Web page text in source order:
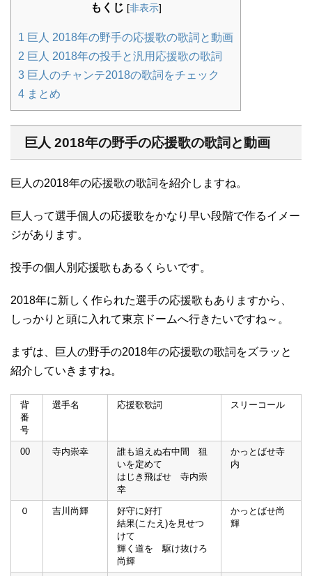
もくじ [非表示]
1 巨人 2018年の野手の応援歌の歌詞と動画
2 巨人 2018年の投手と汎用応援歌の歌詞
3 巨人のチャンテ2018の歌詞をチェック
4 まとめ
巨人 2018年の野手の応援歌の歌詞と動画
巨人の2018年の応援歌の歌詞を紹介しますね。
巨人って選手個人の応援歌をかなり早い段階で作るイメー
ジがあります。
投手の個人別応援歌もあるくらいです。
2018年に新しく作られた選手の応援歌もありますから、
しっかりと頭に入れて東京ドームへ行きたいですね～。
まずは、巨人の野手の2018年の応援歌の歌詞をズラッと
紹介していきますね。
背
番
号
選手名 応援歌歌詞 スリーコール
00 寺内崇幸
誰も追えぬ右中間 狙
いを定めて
はじき飛ばせ 寺内崇
幸
かっとばせ寺
内
０ 吉川尚輝
好守に好打
結果(こたえ)を見せつ
けて
輝く道を 駆け抜けろ
尚輝
かっとばせ尚
輝